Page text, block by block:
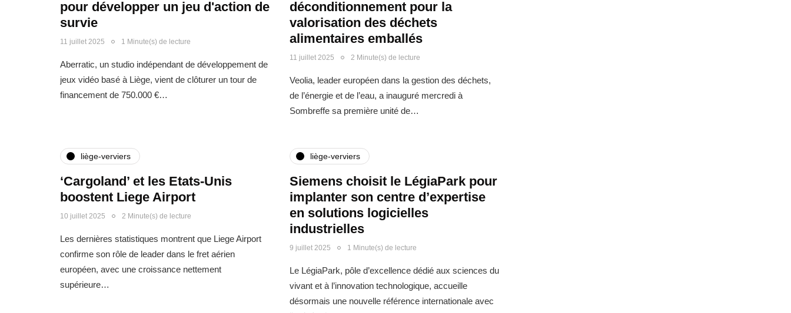
pour développer un jeu d'action de
survie
11 juillet 2025 1 Minute(s) de lecture
Aberratic, un studio indépendant de développement de
jeux vidéo basé à Liège, vient de clôturer un tour de
financement de 750.000 €…
déconditionnement pour la
valorisation des déchets
alimentaires emballés
11 juillet 2025 2 Minute(s) de lecture
Veolia, leader européen dans la gestion des déchets,
de l’énergie et de l’eau, a inauguré mercredi à
Sombreffe sa première unité de…
liège-verviers
‘Cargoland’ et les Etats-Unis
boostent Liege Airport
10 juillet 2025 2 Minute(s) de lecture
Les dernières statistiques montrent que Liege Airport
confirme son rôle de leader dans le fret aérien
européen, avec une croissance nettement
supérieure…
liège-verviers
Siemens choisit le LégiaPark pour
implanter son centre d’expertise
en solutions logicielles
industrielles
9 juillet 2025 1 Minute(s) de lecture
Le LégiaPark, pôle d’excellence dédié aux sciences du
vivant et à l’innovation technologique, accueille
désormais une nouvelle référence internationale avec